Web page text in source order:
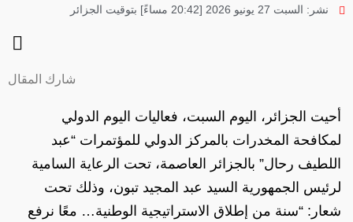
نشر: السبت 27 يونيو 2026 [20:42 مساءً] بتوقيت الجزائر
شارك المقال
أحيت الجزائر، اليوم السبت، فعاليات اليوم الدولي
لمكافحة المخدرات بالمركز الدولي للمؤتمرات “عبد
اللطيف رحال” بالجزائر العاصمة، تحت الرعاية السامية
لرئيس الجمهورية السيد عبد المجيد تبون، وذلك تحت
شعار: “سنة من إطلاق الاستراتيجية الوطنية… معًا نرفع